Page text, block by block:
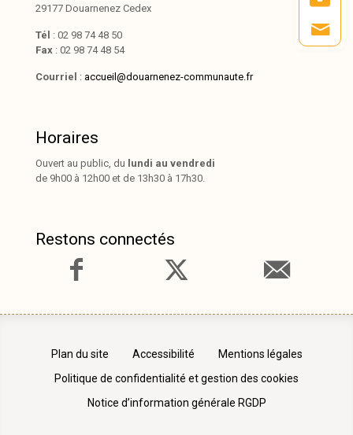
29177 Douarnenez Cedex
Tél : 02 98 74 48 50
Fax : 02 98 74 48 54
Courriel : accueil@douarnenez-communaute.fr
Horaires
Ouvert au public, du lundi au vendredi
de 9h00 à 12h00 et de 13h30 à 17h30.
Restons connectés
Plan du site Accessibilité
Mentions légales
Politique de confidentialité et gestion des cookies
Notice d’information générale RGDP